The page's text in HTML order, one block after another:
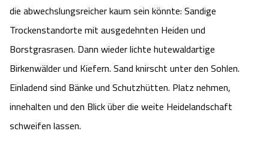
die abwechslungsreicher kaum sein könnte: Sandige
Trockenstandorte mit ausgedehnten Heiden und
Borstgrasrasen. Dann wieder lichte hutewaldartige
Birkenwälder und Kiefern. Sand knirscht unter den Sohlen.
Einladend sind Bänke und Schutzhütten. Platz nehmen,
innehalten und den Blick über die weite Heidelandschaft
schweifen lassen.